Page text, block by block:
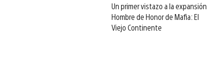
Un primer vistazo a la expansión
Hombre de Honor de Mafia: El
Viejo Continente